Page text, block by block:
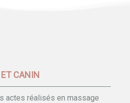
CANIN
actes réalisés en massage